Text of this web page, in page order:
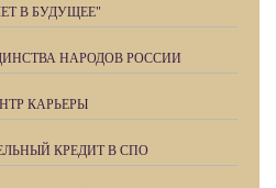
В БУДУЩЕЕ"
НАРОДОВ РОССИИ
КАРЬЕРЫ
КРЕДИТ В СПО